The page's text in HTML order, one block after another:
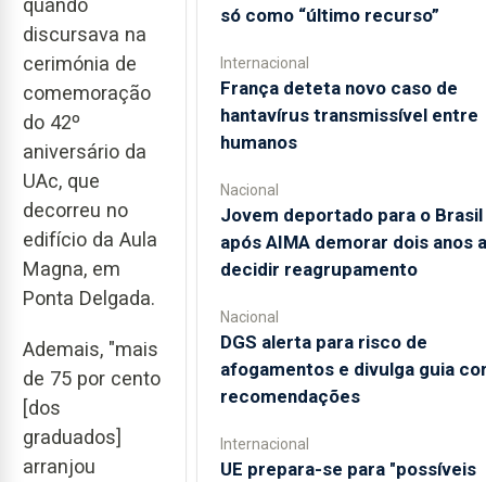
quando
discursava na
cerimónia de
comemoração
do 42º
aniversário da
UAc, que
decorreu no
edifício da Aula
Magna, em
Ponta Delgada.
Ademais, "mais
de 75 por cento
[dos
graduados]
arranjou
só como “último recurso”
Internacional
França deteta novo caso de
hantavírus transmissível entre
humanos
Nacional
Jovem deportado para o Brasil
após AIMA demorar dois anos a
decidir reagrupamento
Nacional
DGS alerta para risco de
afogamentos e divulga guia
recomendações
Internacional
UE prepara-se para "possíveis